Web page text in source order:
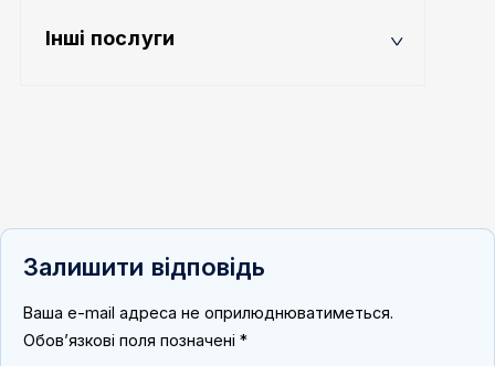
Інші послуги
Залишити відповідь
Ваша e-mail адреса не оприлюднюватиметься.
Обов’язкові поля позначені *